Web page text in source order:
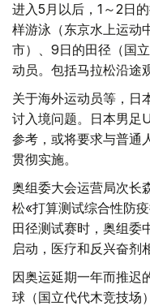
进入5月以后，1～2日
样游泳（东京水上运动
市）、9日的田径（国
动员。包括马拉松沿途
关于海外运动员等，日
讨入境问题。日本男足
参考，或将要求与普通
贯彻实施。
奥组委大会运营局次长
松«打算测试综合性防
田径测试赛时，奥组委
启动，医疗和反兴奋剂
因奥运延期一年而推迟
球（国立代代木竞技场